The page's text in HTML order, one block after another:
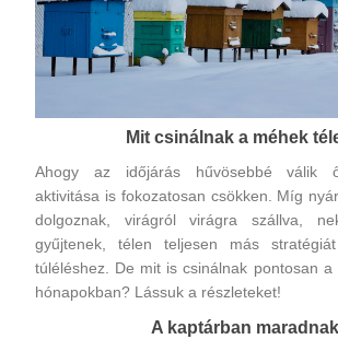
Mit csinálnak a méhek
Ahogy az időjárás hűvösebbé válik
aktivitása is fokozatosan csökken. Míg
dolgoznak, virágról virágra szállva,
gyűjtenek, télen teljesen más
túléléshez. De mit is csinálnak pontosan a
hónapokban? Lássuk a részleteket!
A kaptárban maradnak